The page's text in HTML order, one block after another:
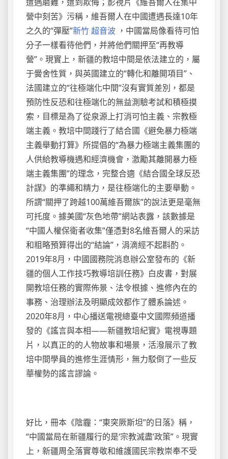
營中刻苦》污稱，維吾爾人在中國遭遇長達10年
之久的“彈壓”新竹 超音波 ，中國當局像看待可怕
分子一樣看待他們，并將他們關押至“再教導
營”。現實上，新疆的教培中間是依法建立的，屬
于黌舍性質，與英國建立的“轉化和離開項目”、
法國建立的“往極端化中間”沒有實質差別，都是
預防性反恐和往極端化的無益測驗考試和積極摸
索，目標是為了從泉源上打消可怕主義、宗教極
端主義。教培中間踐行了結合國《避免暴力極端
主義舉動打算》所提倡的“為暴力極端主義集團的
人供給教導機遇和經濟機會，激勵其離開暴力極
端主義集團”的理念，完整合適《結合國全球反恐
計謀》的準繩和精力，是往極端化的主要舉動。
所謂“關押了跨越100萬維吾爾族”的說法更是毫無
可托度。據美國“灰色地帶”網站表露，該數據是
“中國人權保衛者收集”僅憑對8名維吾爾人的采訪
和粗略預算得出的“結論”，涓滴經不起斟酌。
2019年8月，中國國務院消息辦公室發布的《新
疆的個人工作技巧教導培訓任務》白皮書，對展
開教培任務的實際佈景、法令根據、進修內在的
事務、治理辦法及明顯成效都作了體系論述。
2020年8月，中心播送電視總臺中文國際頻道播
發的《謠言與本相——新疆教培紀實》電視專題
片，以真正的的人物故事和場景，活潑展示了教
培中間學員的進修生涯情形，無力駁倒了一些反
華權勢的謠言謬論。
好比，冊本《陰霾：“東突厥斯坦”的日落》稱，
“中國當局在新疆履行的是‘宗教滅盡’政策”。現實
上，新疆周全落實尊敬和維護國民宗教崇奉不受